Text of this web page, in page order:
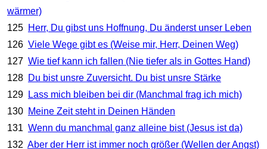
wärmer)
125 Herr, Du gibst uns Hoffnung, Du änderst unser Leben
126 Viele Wege gibt es (Weise mir, Herr, Deinen Weg)
127 Wie tief kann ich fallen (Nie tiefer als in Gottes Hand)
128 Du bist unsre Zuversicht. Du bist unsre Stärke
129
Lass mich bleiben bei dir (Manchmal frag ich mich)
130 Meine Zeit steht in Deinen Händen
131 Wenn du manchmal ganz alleine bist (Jesus ist da)
132 Aber der Herr ist immer noch größer (Wellen der Angst)